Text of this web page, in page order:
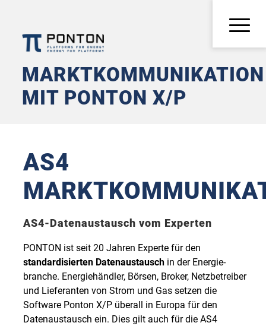
MARKTKOMMUNIKATION
MIT PONTON X/P
AS4
AS4-Datenaustausch vom Experten
PONTON ist seit 20 Jahren Experte für den
standardisierten Datenaustauschin der Energie­
branche. Energiehändler, Börsen, Broker, Netzbetreiber
und Lieferanten von Strom und Gas setzen die
Software Ponton X/P überall in Europa für den
Datenaustausch ein. Dies gilt auch für die AS4